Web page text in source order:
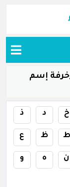
إسم
خ د ذ
ط ظ ع
ن ه و